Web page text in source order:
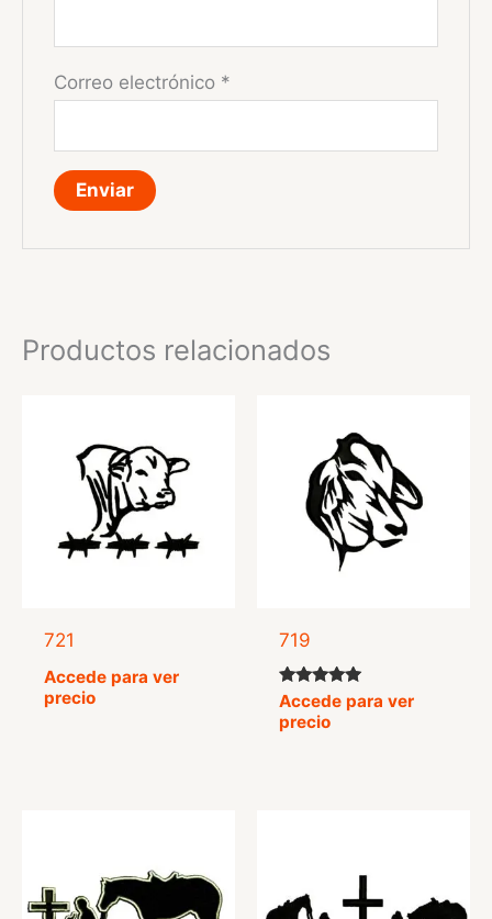
Correo electrónico *
Productos relacionados
721
Accede para ver
precio
719
Valorado
con
5.00
Accede para ver
precio